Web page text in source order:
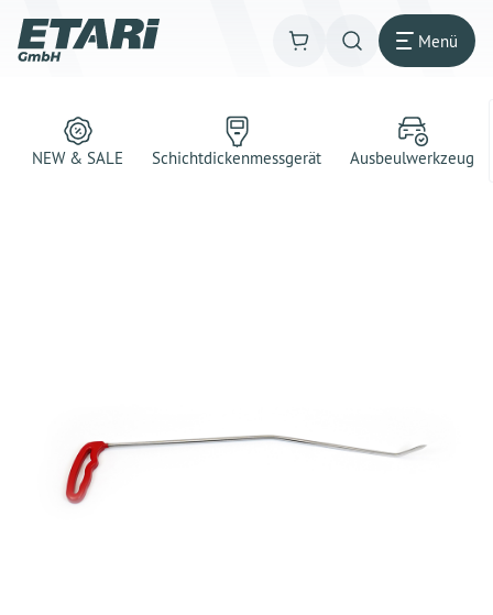
Menü
NEW & SALE Schichtdickenmessgerät Ausbeulwerkzeug